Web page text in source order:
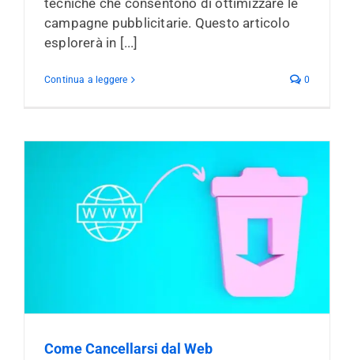
tecniche che consentono di ottimizzare le
campagne pubblicitarie. Questo articolo
esplorerà in [...]
Continua a leggere 0
Come Cancellarsi dal Web